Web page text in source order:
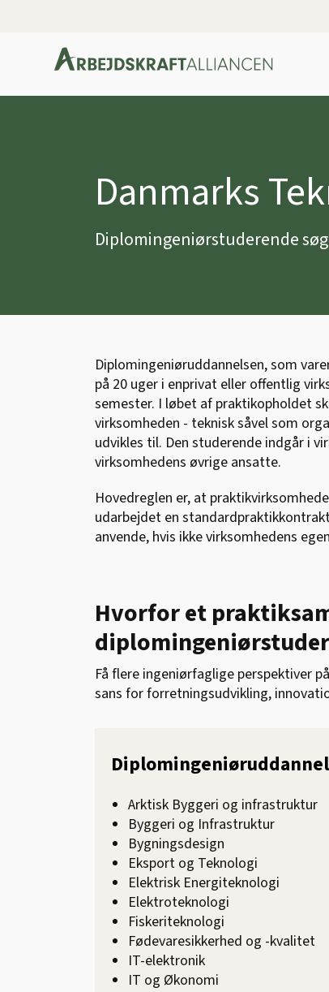
Danmarks
Diplomingeniørstuderende
Diplomingeniøruddannelsen, som
på 20 uger i enprivat eller offentlig
semester. I løbet af praktikopholdet
virksomheden - teknisk såvel som
udvikles til. Den studerende indgår i
virksomhedens øvrige ansatte.
Hovedreglen er, at
udarbejdet en
anvende, hvis ikke virksomhedens
Hvorfor et
Få flere ingeniørfaglige perspektiver
sans for forretningsudvikling,
Arktisk Byggeri og infrastruktur
Byggeri og Infrastruktur
Bygningsdesign
Eksport og Teknologi
Elektrisk Energiteknologi
Elektroteknologi
Fiskeriteknologi
Fødevaresikkerhed og -kvalitet
IT-elektronik
IT og Økonomi